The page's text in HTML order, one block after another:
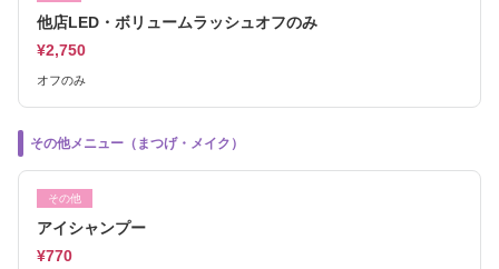
他店LED・ボリュームラッシュオフのみ
¥2,750
オフのみ
その他メニュー（まつげ・メイク）
その他
アイシャンプー
¥770